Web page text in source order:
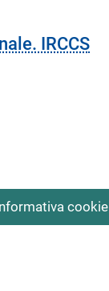
IRCCS
cookie